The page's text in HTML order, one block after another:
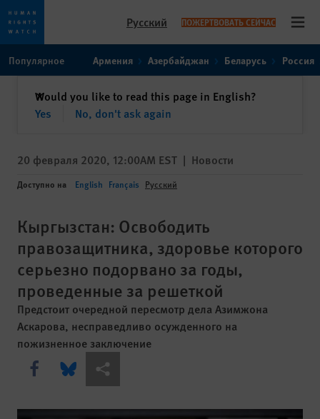
toto
content
Русский ПОЖЕРТВОВАТЬ СЕЙЧАС
Популярное Армения Азербайджан Беларусь Россия
Would you like to read this page in English?
Yes
No, don't ask again
✕закрыть
20 февраля 2020, 12:00AM EST | Новости
Доступно на English Français Русский
Кыргызстан: Освободить
правозащитника, здоровье которого
серьезно подорвано за годы,
проведенные за решеткой
Предстоит очередной пересмотр дела Азимжона
Аскарова, несправедливо осужденного на
пожизненное заключение
Share this via Facebook
Share this via Bluesky
Share this via Поделиться